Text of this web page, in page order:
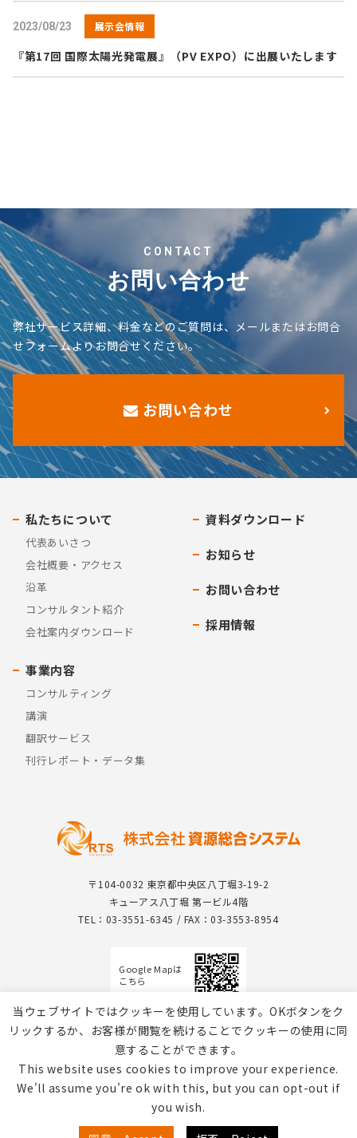
2023/08/23 展示会情報
『第17回 国際太陽光発電展』（PV EXPO）に出展いたします
CONTACT
お問い合わせ
弊社サービス詳細、料金などのご質問は、メールまたはお問合
せフォームよりお問合せください。
お問い合わせ
〒104-0032 東京都中央区八丁堀3-19-2
キューアス八丁堀 第一ビル4階
TEL：03-3551-6345 / FAX：03-3553-8954
Google Mapは
こちら
私たちについて
代表あいさつ
会社概要・アクセス
沿革
コンサルタント紹介
会社案内ダウンロード
事業内容
コンサルティング
講演
翻訳サービス
刊行レポート・データ集
資料ダウンロード
お知らせ
お問い合わせ
採用情報
当ウェブサイトではクッキーを使用しています。OKボタンをク
リックするか、お客様が閲覧を続けることでクッキーの使用に同
意することができます。
This website uses cookies to improve your experience.
We'll assume you're ok with this, but you can opt-out if
you wish.